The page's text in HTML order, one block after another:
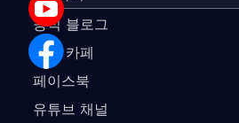
공식 블로그
공식 카페
페이스북
유튜브 채널